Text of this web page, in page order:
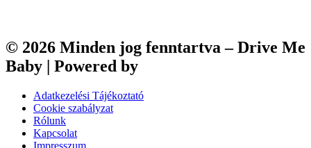
© 2026 Minden jog fenntartva – Drive Me
Baby | Powered by
Adatkezelési Tájékoztató
Cookie szabályzat
Rólunk
Kapcsolat